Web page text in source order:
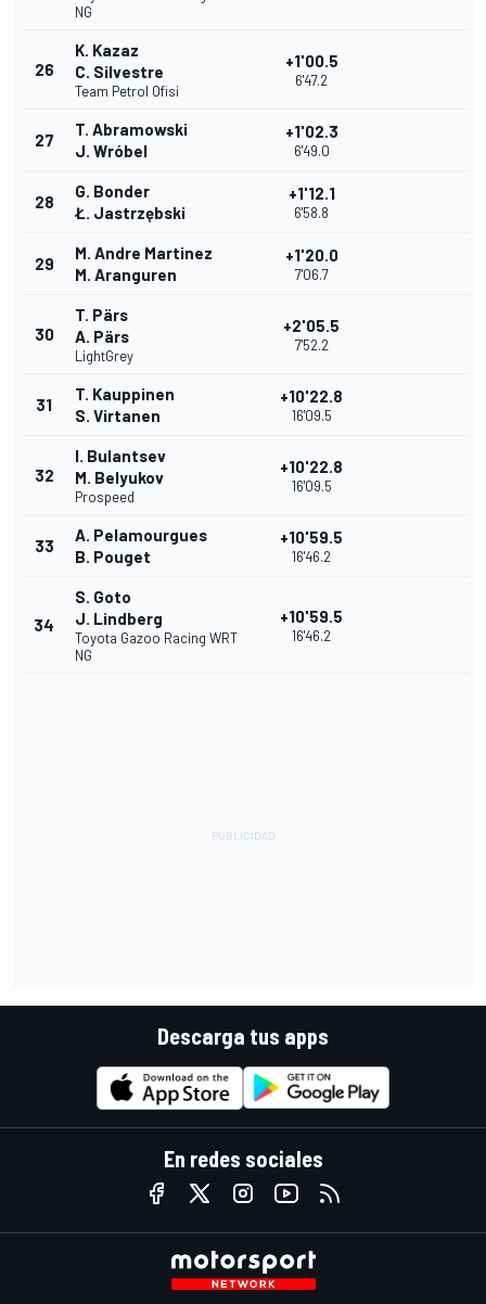
NG
26
K. Kazaz
C. Silvestre
Team Petrol Ofisi
+1'00.5
6'47.2
27
T. Abramowski
J. Wróbel
+1'02.3
6'49.0
28
G. Bonder
Ł. Jastrzębski
+1'12.1
6'58.8
29
M. Andre Martinez
M. Aranguren
+1'20.0
7'06.7
30
T. Pärs
A. Pärs
LightGrey
+2'05.5
7'52.2
31
T. Kauppinen
S. Virtanen
+10'22.8
16'09.5
32
I. Bulantsev
M. Belyukov
Prospeed
+10'22.8
16'09.5
33
A. Pelamourgues
B. Pouget
+10'59.5
16'46.2
34
S. Goto
J. Lindberg
Toyota Gazoo Racing WRT
NG
+10'59.5
16'46.2
Descarga tus apps
En redes sociales